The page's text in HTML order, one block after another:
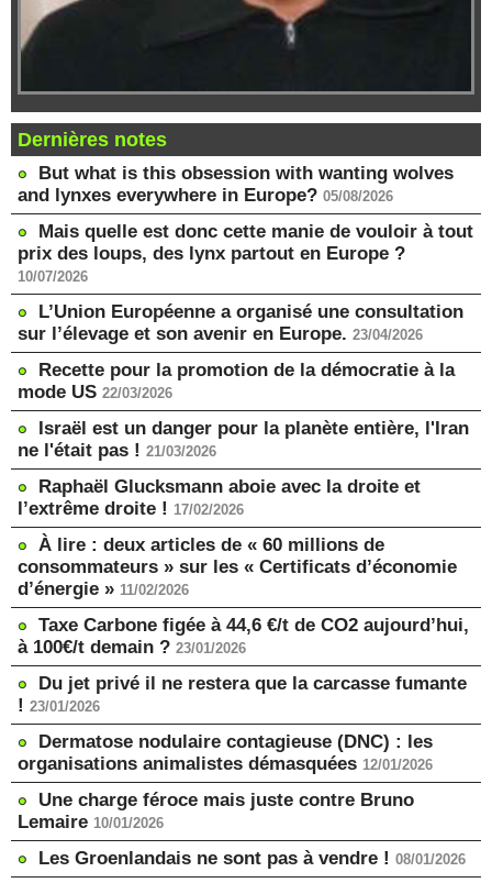
Dernières notes
But what is this obsession with wanting wolves
and lynxes everywhere in Europe? 05/08/2026
Mais quelle est donc cette manie de vouloir à tout
prix des loups, des lynx partout en Europe ?
10/07/2026
L’Union Européenne a organisé une consultation
sur l’élevage et son avenir en Europe. 23/04/2026
Recette pour la promotion de la démocratie à la
mode US 22/03/2026
Israël est un danger pour la planète entière, l'Iran
ne l'était pas ! 21/03/2026
Raphaël Glucksmann aboie avec la droite et
l’extrême droite ! 17/02/2026
À lire : deux articles de « 60 millions de
consommateurs » sur les « Certificats d’économie
d’énergie » 11/02/2026
Taxe Carbone figée à 44,6 €/t de CO2 aujourd’hui,
à 100€/t demain ? 23/01/2026
Du jet privé il ne restera que la carcasse fumante
! 23/01/2026
Dermatose nodulaire contagieuse (DNC) : les
organisations animalistes démasquées 12/01/2026
Une charge féroce mais juste contre Bruno
Lemaire 10/01/2026
Les Groenlandais ne sont pas à vendre ! 08/01/2026